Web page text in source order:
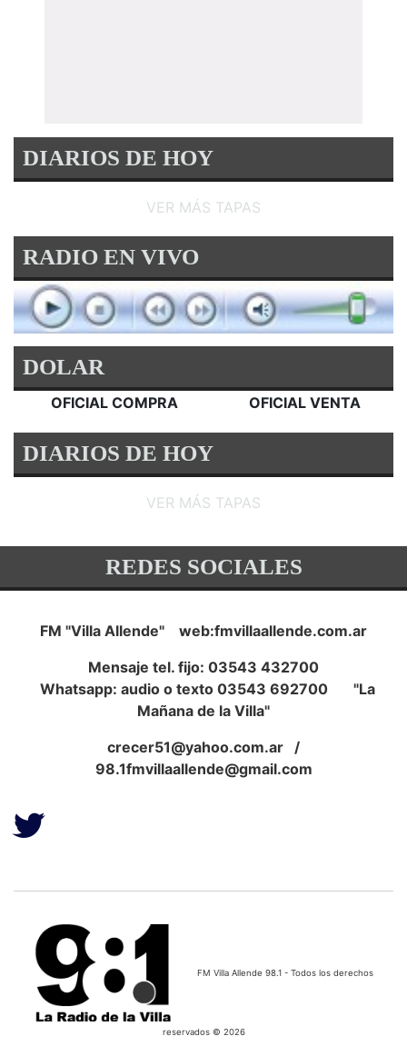
DIARIOS DE HOY
VER MÁS TAPAS
RADIO EN VIVO
DOLAR
OFICIAL COMPRA OFICIAL VENTA
DIARIOS DE HOY
VER MÁS TAPAS
REDES SOCIALES
FM "Villa Allende" web:fmvillaallende.com.ar
Mensaje tel. fijo: 03543 432700
Whatsapp: audio o texto 03543 692700 "La
Mañana de la Villa"
crecer51@yahoo.com.ar /
98.1fmvillaallende@gmail.com
FM Villa Allende 98.1 - Todos los derechos
reservados © 2026